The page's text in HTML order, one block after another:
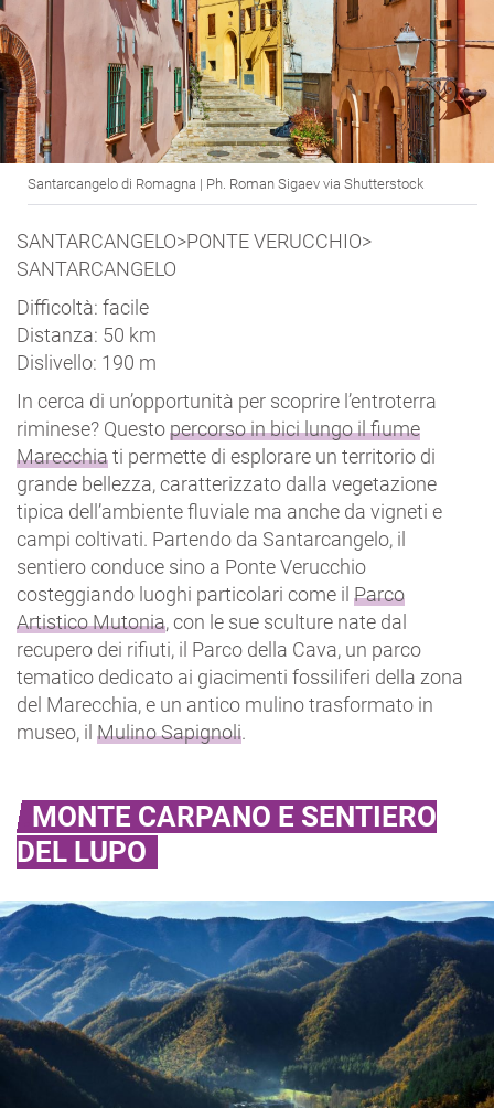
Santarcangelo di Romagna | Ph. Roman Sigaev via Shutterstock
SANTARCANGELO>PONTE VERUCCHIO>
SANTARCANGELO
Difficoltà: facile
Distanza: 50 km
Dislivello: 190 m
In cerca di un’opportunità per scoprire l’entroterra
riminese? Questopercorso in bici lungo il fiume
Marecchiati permette di esplorare un territorio di
grande bellezza, caratterizzato dalla vegetazione
tipica dell’ambiente fluviale ma anche da vigneti e
campi coltivati. Partendo da Santarcangelo, il
sentiero conduce sino a Ponte Verucchio
costeggiando luoghi particolari come il Parco
Artistico Mutonia, con le sue sculture nate dal
recupero dei rifiuti, il Parco della Cava, un parco
tematico dedicato ai giacimenti fossiliferi della zona
del Marecchia, e un antico mulino trasformato in
museo, il Mulino Sapignoli.
MONTE CARPANO E SENTIERO
DEL LUPO